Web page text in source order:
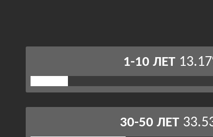
1-10 ЛЕТ
30-50 ЛЕТ